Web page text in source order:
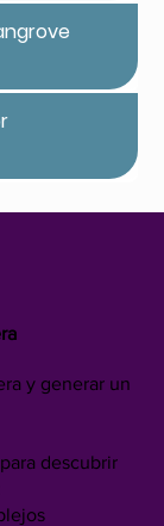
y generar un
descubrir